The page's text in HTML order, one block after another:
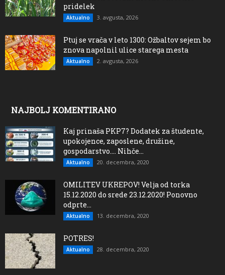
pridelek
Aktualno 3. avgusta, 2026
Ptuj se vrača v leto 1300: Ožbaltov sejem bo
znova napolnil ulice starega mesta
Aktualno 2. avgusta, 2026
NAJBOLJ KOMENTIRANO
Kaj prinaša PKP7? Dodatek za študente,
upokojence, zaposlene, družine,
gospodarstvo…. Nihče...
Aktualno 20. decembra, 2020
OMILITEV UKREPOV! Velja od torka
15.12.2020 do srede 23.12.2020! Ponovno
odprte...
Aktualno 13. decembra, 2020
POTRES!
Aktualno 28. decembra, 2020